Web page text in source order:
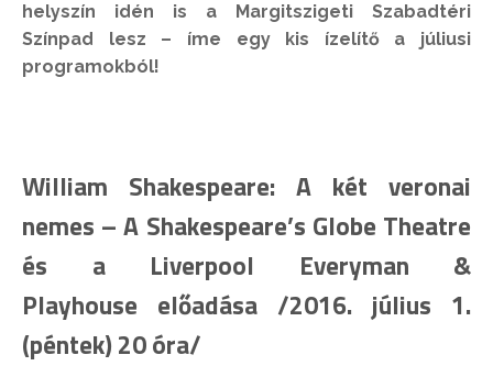
helyszín idén is a Margitszigeti Szabadtéri
Színpad lesz – íme egy kis ízelítő a júliusi
programokból!
William Shakespeare: A két veronai
nemes – A Shakespeare’s Globe Theatre
és a Liverpool Everyman &
Playhouse előadása /2016. július 1.
(péntek) 20 óra/